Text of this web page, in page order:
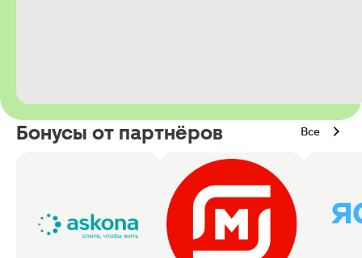
Бонусы от партнёров Все